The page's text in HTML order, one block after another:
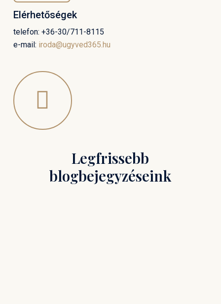
Elérhetőségek
telefon: +36-30/711-8115
e-mail: iroda@ugyved365.hu
Legfrissebb
blogbejegyzéseink